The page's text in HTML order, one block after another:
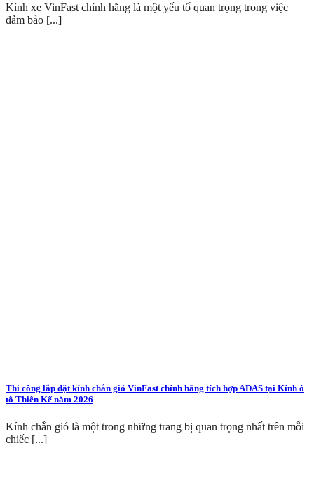
Kính xe VinFast chính hãng là một yếu tố quan trọng trong việc
đảm bảo [...]
Thi công lắp đặt kính chắn gió VinFast chính hãng tích hợp ADAS tại Kính ô
tô Thiên Kế năm 2026
Kính chắn gió là một trong những trang bị quan trọng nhất trên mỗi
chiếc [...]